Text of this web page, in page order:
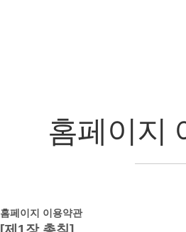
홈페이지
홈페이지 이용약관